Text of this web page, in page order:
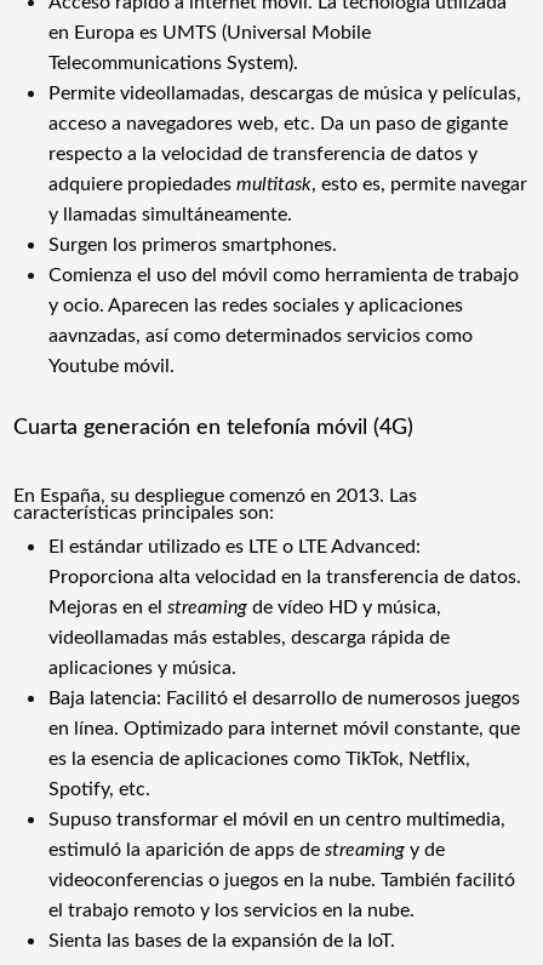
en Europa es UMTS (Universal Mobile
Telecommunications System).
Permite videollamadas, descargas de música y películas,
acceso a navegadores web, etc. Da un paso de gigante
respecto a la velocidad de transferencia de datos y
adquiere propiedadesmultitask, esto es, permite navegar
y llamadas simultáneamente.
Surgen los primeros smartphones.
Comienza el uso del móvil como herramienta de trabajo
y ocio. Aparecen las redes sociales y aplicaciones
aavnzadas, así como determinados servicios como
Youtube móvil.
Cuarta generación en telefonía móvil (4G)
En España, su despliegue comenzó en 2013. Las
características principales son:
El estándar utilizado es LTE o LTE Advanced:
Proporciona alta velocidad en la transferencia de datos.
Mejoras en elstreaming de vídeo HD y música,
videollamadas más estables, descarga rápida de
aplicaciones y música.
Baja latencia: Facilitó el desarrollo de numerosos juegos
en línea. Optimizado para internet móvil constante, que
es la esencia de aplicaciones como TikTok, Netflix,
Spotify, etc.
Supuso transformar el móvil en un centro multimedia,
estimuló la aparición de apps destreaming y de
videoconferencias o juegos en la nube. También facilitó
el trabajo remoto y los servicios en la nube.
Sienta las bases de la expansión de la IoT.